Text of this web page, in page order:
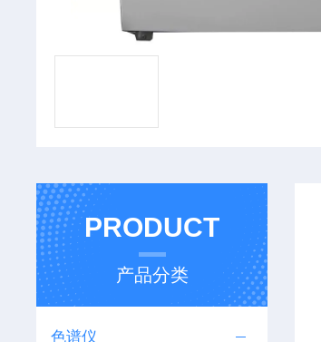
PRODUCT
产品分类
色谱仪